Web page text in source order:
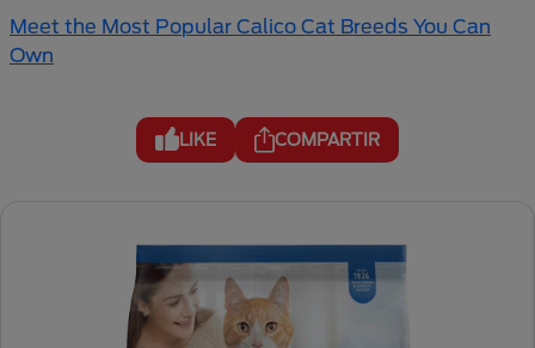
Meet the Most Popular Calico Cat Breeds You Can
Own
LIKE COMPARTIR